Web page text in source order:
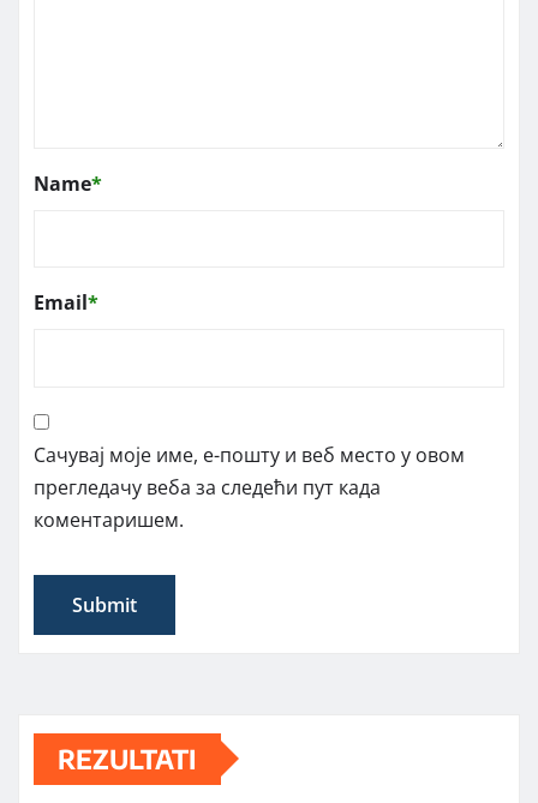
Name*
Email*
Сачувај моје име, е-пошту и веб место у овом
прегледачу веба за следећи пут када
коментаришем.
REZULTATI